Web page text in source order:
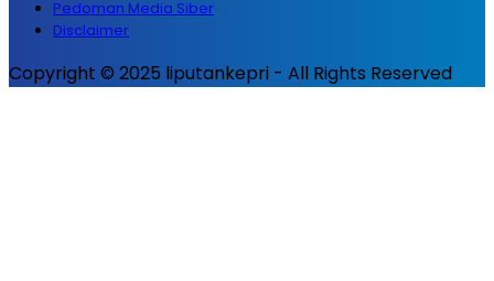
Pedoman Media Siber
Disclaimer
Copyright © 2025 liputankepri - All Rights Reserved